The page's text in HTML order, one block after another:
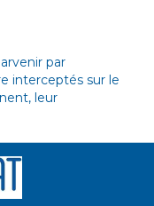
par
interceptés sur le
leur